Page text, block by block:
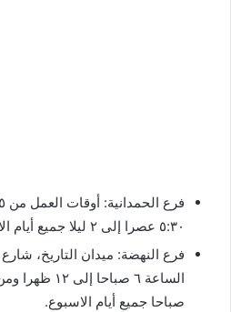
٥:٣٠ عصرا إلى ٢ ليلا جميع أيام الاسبوع.
فرع النهضة: ميدان التاريخ،
صباحا جميع أيام الاسبوع.